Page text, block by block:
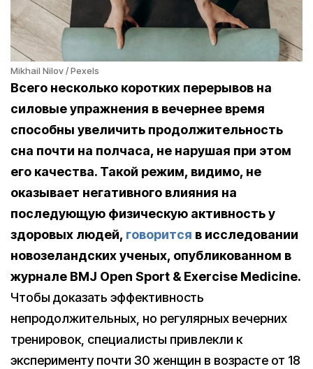
Mikhail Nilov / Pexels
Всего несколько коротких перерывов на
силовые упражнения в вечернее время
способны увеличить продолжительность
сна почти на полчаса, не нарушая при этом
его качества. Такой режим, видимо, не
оказывает негативного влияния на
последующую физическую активность у
здоровых людей, говорится в исследовании
новозеландских ученых, опубликованном в
журнале BMJ Open Sport & Exercise Medicine.
Чтобы доказать эффективность
непродолжительных, но регулярных вечерних
тренировок, специалисты привлекли к
эксперименту почти 30 женщин в возрасте от 18